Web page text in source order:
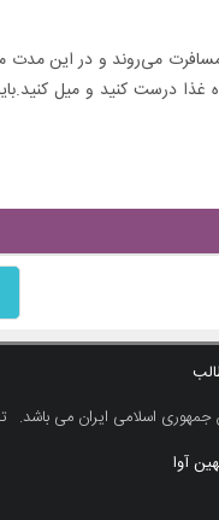
مسافرت می‌روند و در این
غذا درست کنید و میل
جمهوری اسلامی ایران می باشد.
آوا